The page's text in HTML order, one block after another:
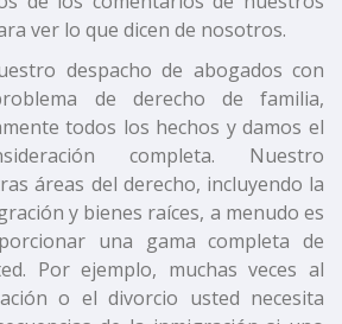
ver lo que dicen de nosotros.
despacho de abogados con
de derecho de familia,
todos los hechos y damos el
completa. Nuestro
áreas del derecho, incluyendo la
y bienes raíces, a menudo es
una gama completa de
Por ejemplo, muchas veces al
o el divorcio usted necesita